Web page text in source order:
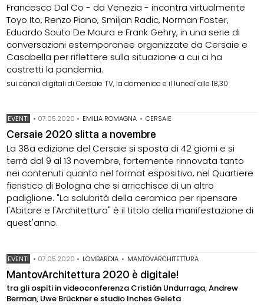
Francesco Dal Co - da Venezia - incontra virtualmente
Toyo Ito, Renzo Piano, Smiljan Radic, Norman Foster,
Eduardo Souto De Moura e Frank Gehry, in una serie di
conversazioni estemporanee organizzate da Cersaie e
Casabella per riflettere sulla situazione a cui ci ha
costretti la pandemia.
sui canali digitali di Cersaie TV, la domenica e il lunedì alle 18,30
EVENTI • 07.05.2020 • EMILIA ROMAGNA • CERSAIE
Cersaie 2020 slitta a novembre
La 38a edizione del Cersaie si sposta di 42 giorni e si
terrà dal 9 al 13 novembre, fortemente rinnovata tanto
nei contenuti quanto nel format espositivo, nel Quartiere
fieristico di Bologna che si arricchisce di un altro
padiglione. "La salubrità della ceramica per ripensare
l'Abitare e l'Architettura" è il titolo della manifestazione di
quest'anno.
EVENTI • 07.05.2020 • LOMBARDIA • MANTOVARCHITETTURA
MantovArchitettura 2020 è digitale!
tra gli ospiti in videoconferenza Cristián Undurraga, Andrew
Berman, Uwe Brückner e studio Inches Geleta